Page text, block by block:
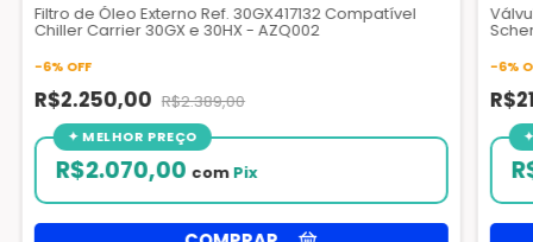
Filtro de Óleo Externo Ref. 30GX417132 Compatível
Chiller Carrier 30GX e 30HX - AZQ002
-6%OFF
R$2.250,00 R$2.389,00
R$2.070,00 comPix
-6%